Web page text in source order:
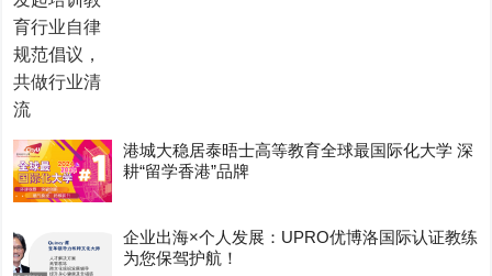
港城大稳居泰晤士高等教育全球最国际化大学 深
耕“留学香港”品牌
企业出海×个人发展：UPRO优博洛国际认证教练
为您保驾护航！